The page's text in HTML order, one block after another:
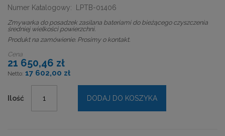
Numer Katalogowy: LPTB-01406
Zmywarka do posadzek zasilana bateriami do bieżącego czyszczenia
średniej wielkości powierzchni.
Produkt na zamówienie. Prosimy o kontakt.
Cena
21 650,46 zł
17 602,00 zł
Ilość DODAJ DO KOSZYKA